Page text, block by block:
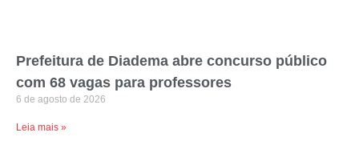
Prefeitura de Diadema abre concurso público
com 68 vagas para professores
6 de agosto de 2026
Leia mais »